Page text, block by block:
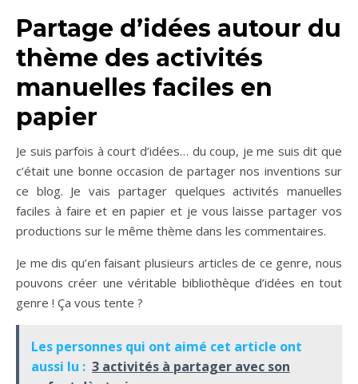
Partage d’idées autour du
thème des activités
manuelles faciles en
papier
Je suis parfois à court d’idées… du coup, je me suis dit que
c’était une bonne occasion de partager nos inventions sur
ce blog. Je vais partager quelques activités manuelles
faciles à faire et en papier et je vous laisse partager vos
productions sur le même thème dans les commentaires.
Je me dis qu’en faisant plusieurs articles de ce genre, nous
pouvons créer une véritable bibliothèque d’idées en tout
genre ! Ça vous tente ?
Les personnes qui ont aimé cet article ont
aussi lu : 3 activités à partager avec son